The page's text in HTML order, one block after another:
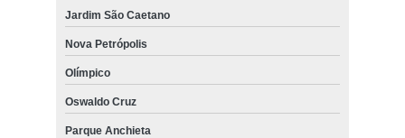
Jardim São Caetano
Nova Petrópolis
Olímpico
Oswaldo Cruz
Parque Anchieta